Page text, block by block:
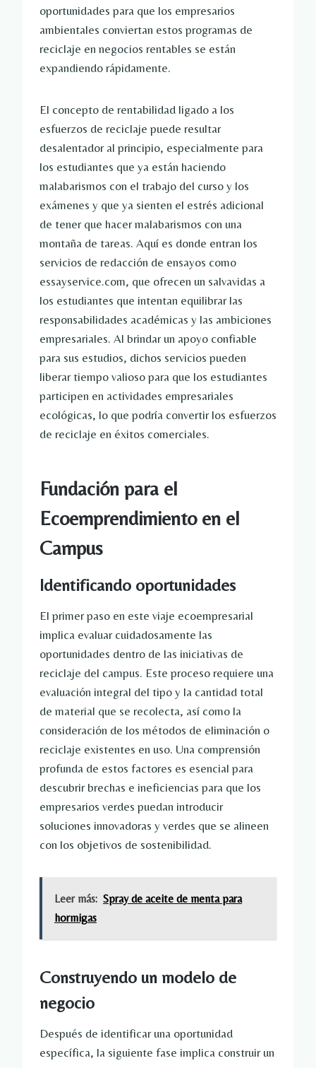
oportunidades para que los empresarios
ambientales conviertan estos programas de
reciclaje en negocios rentables se están
expandiendo rápidamente.
El concepto de rentabilidad ligado a los
esfuerzos de reciclaje puede resultar
desalentador al principio, especialmente para
los estudiantes que ya están haciendo
malabarismos con el trabajo del curso y los
exámenes y que ya sienten el estrés adicional
de tener que hacer malabarismos con una
montaña de tareas. Aquí es donde entran los
servicios de redacción de ensayos como
essayservice.com, que ofrecen un salvavidas a
los estudiantes que intentan equilibrar las
responsabilidades académicas y las ambiciones
empresariales. Al brindar un apoyo confiable
para sus estudios, dichos servicios pueden
liberar tiempo valioso para que los estudiantes
participen en actividades empresariales
ecológicas, lo que podría convertir los esfuerzos
de reciclaje en éxitos comerciales.
Fundación para el
Ecoemprendimiento en el
Campus
Identificando oportunidades
El primer paso en este viaje ecoempresarial
implica evaluar cuidadosamente las
oportunidades dentro de las iniciativas de
reciclaje del campus. Este proceso requiere una
evaluación integral del tipo y la cantidad total
de material que se recolecta, así como la
consideración de los métodos de eliminación o
reciclaje existentes en uso. Una comprensión
profunda de estos factores es esencial para
descubrir brechas e ineficiencias para que los
empresarios verdes puedan introducir
soluciones innovadoras y verdes que se alineen
con los objetivos de sostenibilidad.
Leer más: Spray de aceite de menta para
hormigas
Construyendo un modelo de
negocio
Después de identificar una oportunidad
específica, la siguiente fase implica construir un